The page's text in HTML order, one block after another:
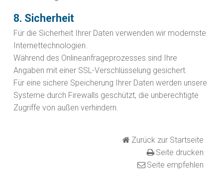
8. Sicherheit
Für die Sicherheit Ihrer Daten verwenden wir modernste
Internettechnologien.
Während des Onlineanfrageprozesses sind Ihre
Angaben mit einer SSL-Verschlüsselung gesichert.
Für eine sichere Speicherung Ihrer Daten werden unsere
Systeme durch Firewalls geschützt, die unberechtigte
Zugriffe von außen verhindern.
Zurück zur Startseite
Seite drucken
Seite empfehlen